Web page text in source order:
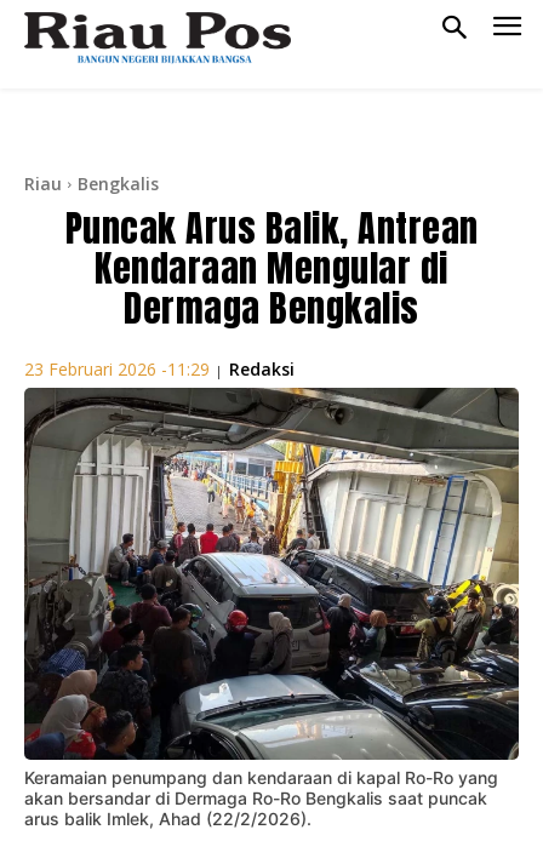
Riau Bengkalis
Puncak Arus Balik, Antrean
Kendaraan Mengular di
Dermaga Bengkalis
23 Februari 2026 -11:29 | Redaksi
Keramaian penumpang dan kendaraan di kapal Ro-Ro yang
akan bersandar di Dermaga Ro-Ro Bengkalis saat puncak
arus balik Imlek, Ahad (22/2/2026).